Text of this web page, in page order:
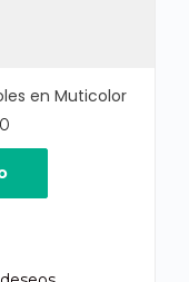
en Muticolor
precio
es: